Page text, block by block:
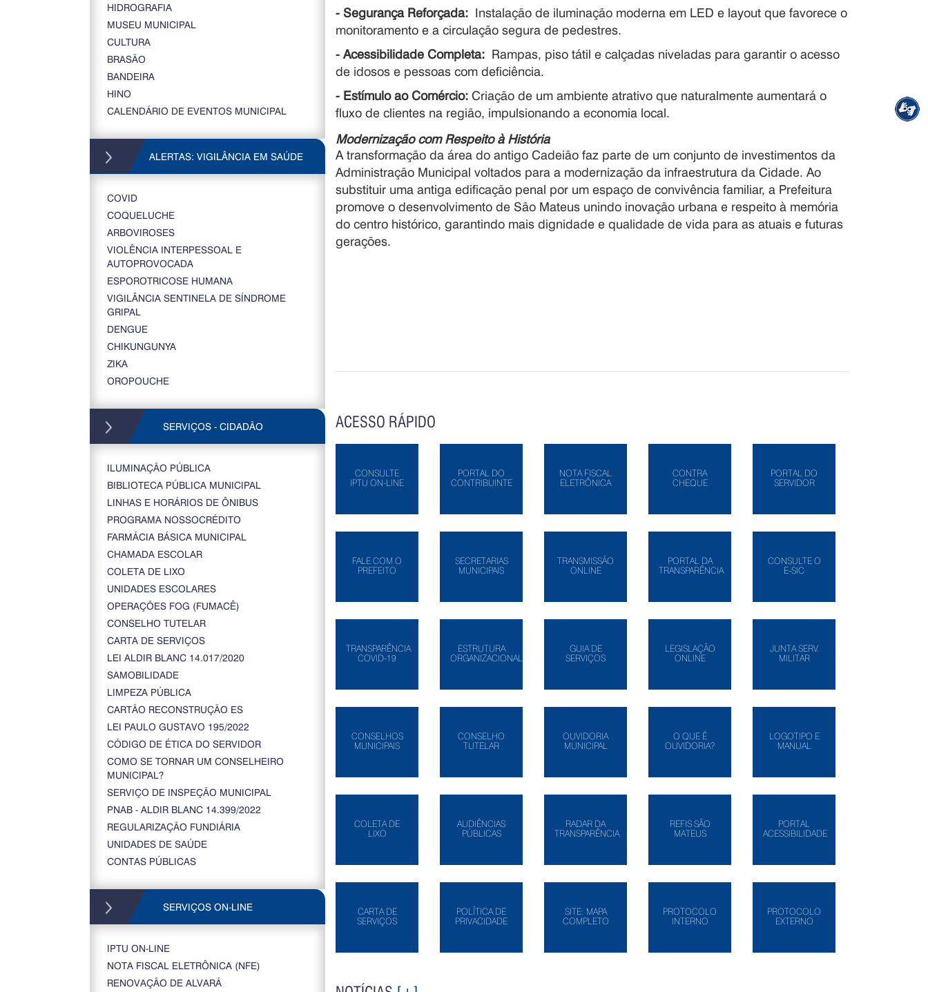
HIDROGRAFIA
MUSEU MUNICIPAL
CULTURA
BRASÃO
BANDEIRA
HINO
CALENDÁRIO DE EVENTOS MUNICIPAL
ALERTAS: VIGILÂNCIA EM SAÚDE
COVID
COQUELUCHE
ARBOVIROSES
VIOLÊNCIA INTERPESSOAL E
AUTOPROVOCADA
ESPOROTRICOSE HUMANA
VIGILÂNCIA SENTINELA DE SÍNDROME
GRIPAL
DENGUE
CHIKUNGUNYA
ZIKA
OROPOUCHE
SERVIÇOS - CIDADÃO
ILUMINAÇÃO PÚBLICA
BIBLIOTECA PÚBLICA MUNICIPAL
LINHAS E HORÁRIOS DE ÔNIBUS
PROGRAMA NOSSOCRÉDITO
FARMÁCIA BÁSICA MUNICIPAL
CHAMADA ESCOLAR
COLETA DE LIXO
UNIDADES ESCOLARES
OPERAÇÕES FOG (FUMACÊ)
CONSELHO TUTELAR
CARTA DE SERVIÇOS
LEI ALDIR BLANC 14.017/2020
SAMOBILIDADE
LIMPEZA PÚBLICA
CARTÃO RECONSTRUÇÃO ES
LEI PAULO GUSTAVO 195/2022
CÓDIGO DE ÉTICA DO SERVIDOR
COMO SE TORNAR UM CONSELHEIRO
MUNICIPAL?
SERVIÇO DE INSPEÇÃO MUNICIPAL
PNAB - ALDIR BLANC 14.399/2022
REGULARIZAÇÃO FUNDIÁRIA
UNIDADES DE SAÚDE
CONTAS PÚBLICAS
SERVIÇOS ON-LINE
IPTU ON-LINE
NOTA FISCAL ELETRÔNICA (NFE)
RENOVAÇÃO DE ALVARÁ
- Segurança Reforçada: Instalação de iluminação moderna em LED e layout que favorece o
monitoramento e a circulação segura de pedestres.
- Acessibilidade Completa: Rampas, piso tátil e calçadas niveladas para garantir o acesso
de idosos e pessoas com deficiência.
- Estímulo ao Comércio: Criação de um ambiente atrativo que naturalmente aumentará o
fluxo de clientes na região, impulsionando a economia local.
Modernização com Respeito à História
A transformação da área do antigo Cadeião faz parte de um conjunto de investimentos da
Administração Municipal voltados para a modernização da infraestrutura da Cidade. Ao
substituir uma antiga edificação penal por um espaço de convivência familiar, a Prefeitura
promove o desenvolvimento de São Mateus unindo inovação urbana e respeito à memória
do centro histórico, garantindo mais dignidade e qualidade de vida para as atuais e futuras
gerações.
ACESSO RÁPIDO
CONSULTE
IPTU ON-LINE
PORTAL DO
CONTRIBUINTE
NOTA FISCAL
ELETRÔNICA
CONTRA
CHEQUE
PORTAL DO
SERVIDOR
FALE COM O
PREFEITO
SECRETARIAS
MUNICIPAIS
TRANSMISSÃO
ONLINE
PORTAL DA
TRANSPARÊNCIA
CONSULTE O
E-SIC
TRANSPARÊNCIA
COVID-19
ESTRUTURA
ORGANIZACIONAL
GUIA DE
SERVIÇOS
LEGISLAÇÃO
ONLINE
JUNTA SERV.
MILITAR
CONSELHOS
MUNICIPAIS
CONSELHO
TUTELAR
OUVIDORIA
MUNICIPAL
O QUE É
OUVIDORIA?
LOGOTIPO E
MANUAL
COLETA DE
LIXO
AUDIÊNCIAS
PÚBLICAS
RADAR DA
TRANSPARÊNCIA
REFIS SÃO
MATEUS
PORTAL
ACESSIBILIDADE
CARTA DE
SERVIÇOS
POLÍTICA DE
PRIVACIDADE
SITE: MAPA
COMPLETO
PROTOCOLO
INTERNO
PROTOCOLO
EXTERNO